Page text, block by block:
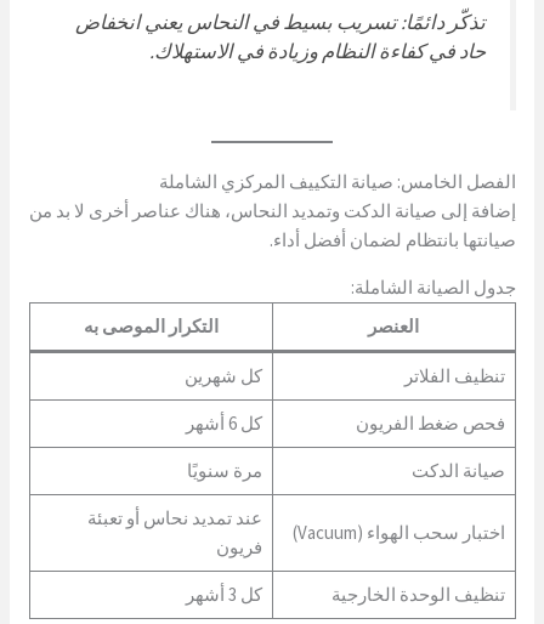
تذكّر دائمًا: تسريب بسيط في النحاس يعني انخفاض
حاد في كفاءة النظام وزيادة في الاستهلاك.
الفصل الخامس: صيانة التكييف المركزي الشاملة
إضافة إلى صيانة الدكت وتمديد النحاس، هناك عناصر أخرى لا بد من
صيانتها بانتظام لضمان أفضل أداء.
جدول الصيانة الشاملة:
العنصر
التكرار الموصى به
تنظيف الفلاتر كل شهرين
فحص ضغط الفريون كل 6 أشهر
صيانة الدكت مرة سنويًا
اختبار سحب الهواء (Vacuum)
عند تمديد نحاس أو تعبئة
فريون
تنظيف الوحدة الخارجية كل 3 أشهر